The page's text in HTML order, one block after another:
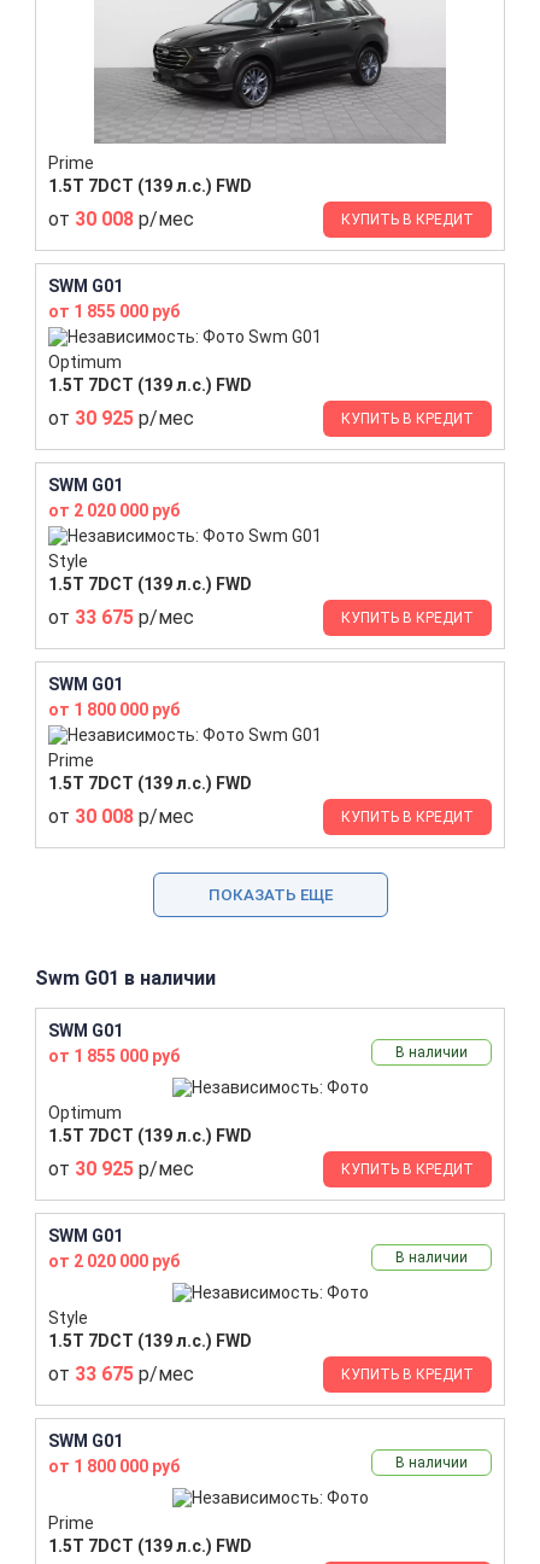
Prime
1.5T 7DCT (139 л.с.) FWD
от 30 008 р/мес КУПИТЬ В КРЕДИТ
SWM G01
от 1 855 000 руб
Optimum
1.5T 7DCT (139 л.с.) FWD
от 30 925 р/мес КУПИТЬ В КРЕДИТ
SWM G01
от 2 020 000 руб
Style
1.5T 7DCT (139 л.с.) FWD
от 33 675 р/мес КУПИТЬ В КРЕДИТ
SWM G01
от 1 800 000 руб
Prime
1.5T 7DCT (139 л.с.) FWD
от 30 008 р/мес КУПИТЬ В КРЕДИТ
ПОКАЗАТЬ ЕЩЕ
Swm G01 в наличии
SWM G01
от 1 855 000 руб
В наличии
Optimum
1.5T 7DCT (139 л.с.) FWD
от 30 925 р/мес КУПИТЬ В КРЕДИТ
SWM G01
от 2 020 000 руб
В наличии
Style
1.5T 7DCT (139 л.с.) FWD
от 33 675 р/мес КУПИТЬ В КРЕДИТ
SWM G01
от 1 800 000 руб
В наличии
Prime
1.5T 7DCT (139 л.с.) FWD